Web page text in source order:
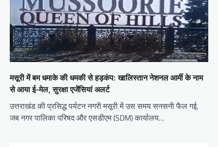
t
o
मसूरी में बम धमाके की धमकी से हड़कंप: खालिस्तान नेशनल आर्मी के नाम
से आया ई-मेल, सुरक्षा एजेंसियां अलर्ट
उत्तराखंड की प्रसिद्ध पर्यटन नगरी मसूरी में उस समय सनसनी फैल गई,
जब नगर पालिका परिषद और एसडीएम (SDM) कार्यालय…